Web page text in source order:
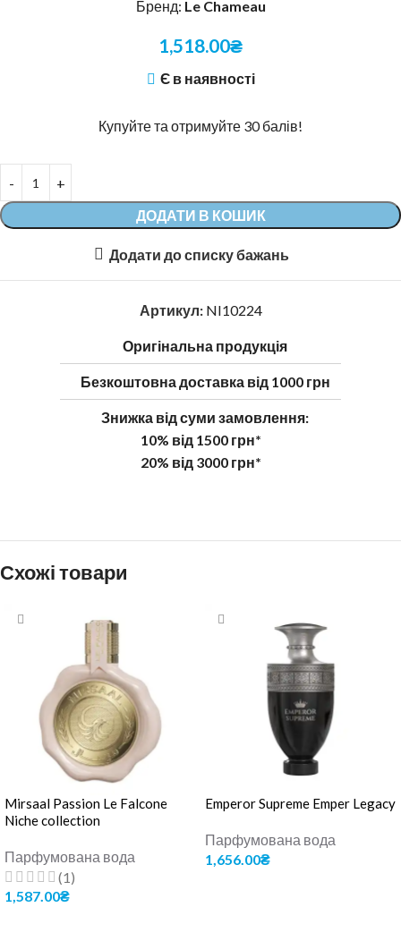
Бренд: Le Chameau
1,518.00₴
Є в наявності
Купуйте та отримуйте 30 балів!
ДОДАТИ В КОШИК
Додати до списку бажань
Артикул: NI10224
Оригінальна продукція
Безкоштовна доставка від 1000 грн
Знижка від суми замовлення:
10% від 1500 грн*
20% від 3000 грн*
Схожі товари
Mirsaal Passion Le Falcone
Niche collection
Парфумована вода
(1)
1,587.00₴
Emperor Supreme Emper Legacy
Парфумована вода
1,656.00₴